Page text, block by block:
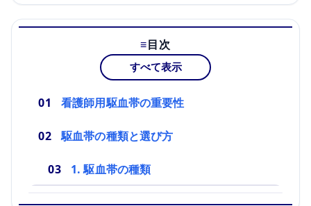
目次
すべて表示
看護師用駆血帯の重要性
駆血帯の種類と選び方
1. 駆血帯の種類